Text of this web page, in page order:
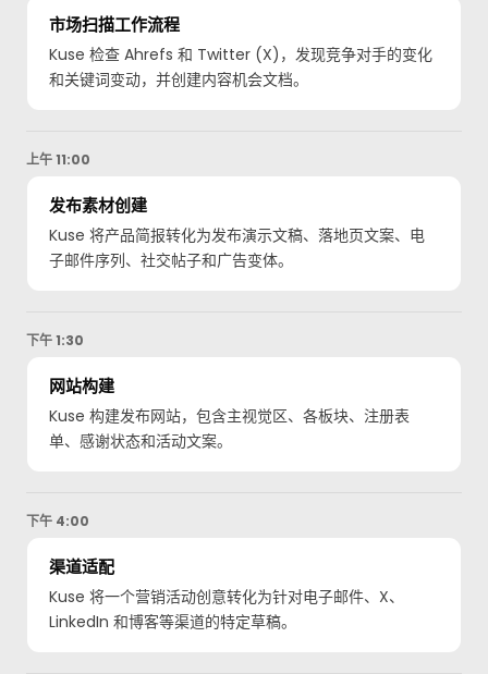
市场扫描工作流程
Kuse 检查 Ahrefs 和 Twitter (X)，发现竞争对手的变化
和关键词变动，并创建内容机会文档。
上午 11:00
发布素材创建
Kuse 将产品简报转化为发布演示文稿、落地页文案、电
子邮件序列、社交帖子和广告变体。
下午 1:30
网站构建
Kuse 构建发布网站，包含主视觉区、各板块、注册表
单、感谢状态和活动文案。
下午 4:00
渠道适配
Kuse 将一个营销活动创意转化为针对电子邮件、X、
LinkedIn 和博客等渠道的特定草稿。